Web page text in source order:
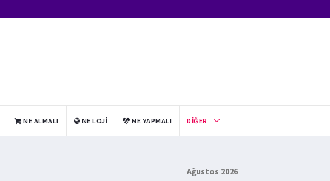
NE ALMALI NE LOJI NE YAPMALI DIĞER
Ağustos 2026